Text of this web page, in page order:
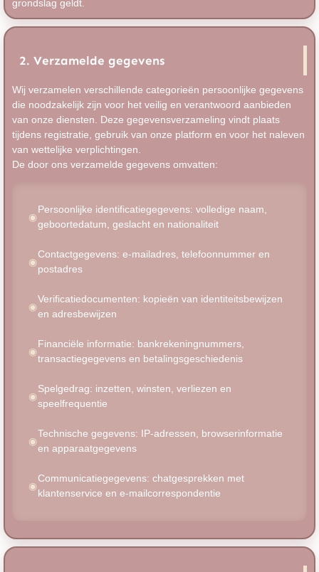
grondslag geldt.
2. Verzamelde gegevens
Wij verzamelen verschillende categorieën persoonlijke gegevens
die noodzakelijk zijn voor het veilig en verantwoord aanbieden
van onze diensten. Deze gegevensverzameling vindt plaats
tijdens registratie, gebruik van onze platform en voor het naleven
van wettelijke verplichtingen.
De door ons verzamelde gegevens omvatten:
Persoonlijke identificatiegegevens: volledige naam,
geboortedatum, geslacht en nationaliteit
Contactgegevens: e-mailadres, telefoonnummer en
postadres
Verificatiedocumenten: kopieën van identiteitsbewijzen
en adresbewijzen
Financiële informatie: bankrekeningnummers,
transactiegegevens en betalingsgeschiedenis
Spelgedrag: inzetten, winsten, verliezen en
speelfrequentie
Technische gegevens: IP-adressen, browserinformatie
en apparaatgegevens
Communicatiegegevens: chatgesprekken met
klantenservice en e-mailcorrespondentie